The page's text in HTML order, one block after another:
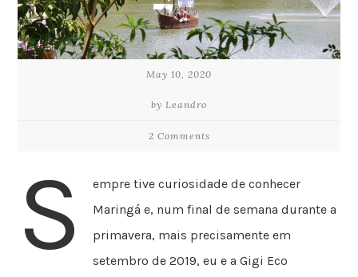
May 10, 2020
by Leandro
2 Comments
S
empre tive curiosidade de conhecer
Maringá e, num final de semana durante a
primavera, mais precisamente em
setembro de 2019, eu e a Gigi Eco